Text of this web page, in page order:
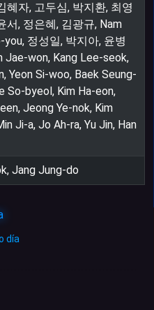
혜자, 고두심, 박지환, 최영
서, 정은혜, 김광규, Nam
you, 정성일, 박지아, 윤병
Jae-won, Kang Lee-seok,
Yeon Si-woo, Baek Seung-
So-byeol, Kim Ha-eon,
Jeong Ye-nok, Kim
Ji-a, Jo Ah-ra, Yu Jin, Han
Jang Jung-do
día